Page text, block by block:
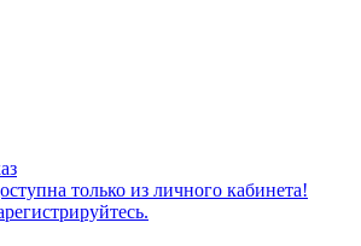
только из личного кабинета!